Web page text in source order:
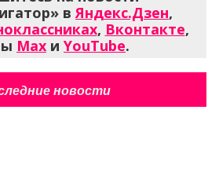
вЯндекс.Дзен,
, Вконтакте,
Max и YouTube.
новости